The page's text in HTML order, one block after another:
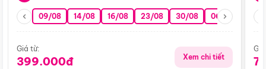
09/08 14/08 16/08 23/08 30/08 06/09 13/09
Giá từ:
399.000đ Xem chi tiết